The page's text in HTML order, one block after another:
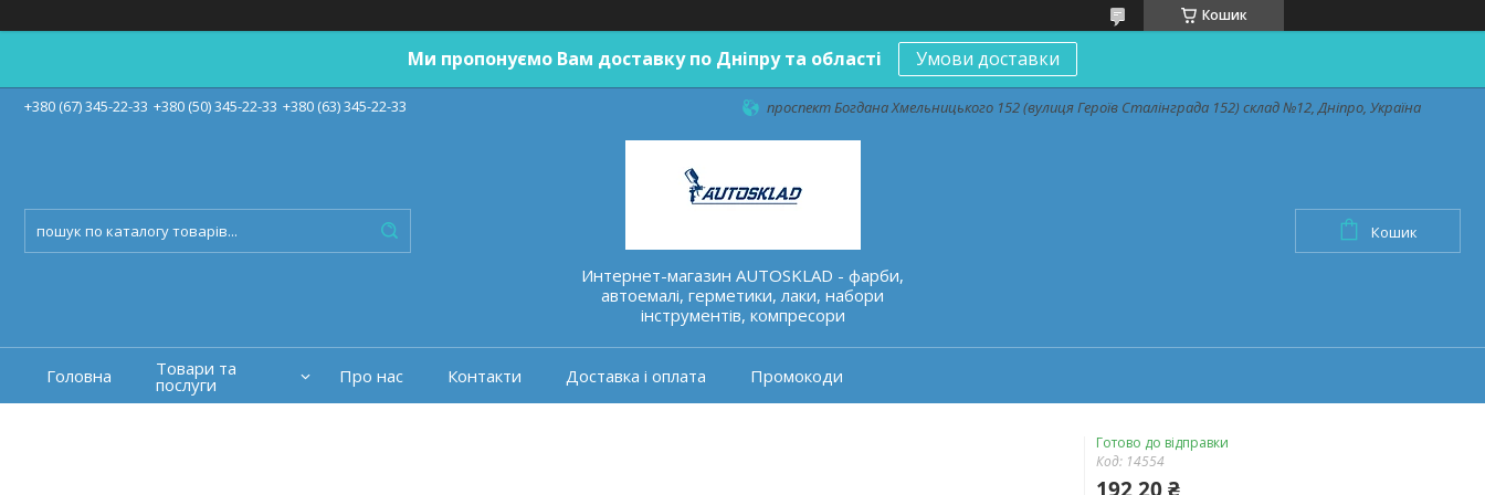
Кошик
Ми пропонуємо Вам доставку по Дніпру та області Умови доставки
+380 (67) 345-22-33 +380 (50) 345-22-33 +380 (63) 345-22-33 проспект Богдана Хмельницького 152 (вулиця Героїв Сталінграда 152) склад №12, Дніпро, Україна
Интернет-магазин AUTOSKLAD - фарби,
автоемалі, герметики, лаки, набори
інструментів, компресори
Кошик
Головна Товари та
послуги Про нас Контакти Доставка і оплата Промокоди
Готово до відправки
Код: 14554